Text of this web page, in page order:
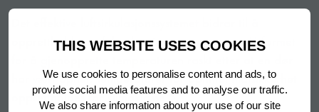
THIS WEBSITE USES COOKIES
We use cookies to personalise content and ads, to
provide social media features and to analyse our traffic.
We also share information about your use of our site
opprettholde perfekte lagringstemperaturer. Utformet
har vært åpnet. Temperaturer for optimal matsikkerhet
opprettholdes for klimaklasse 5.